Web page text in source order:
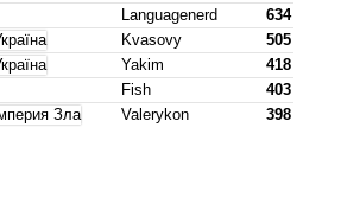
Languagenerd
634
Kvasovy
505
Yakim
418
Fish
403
Valerykon 398